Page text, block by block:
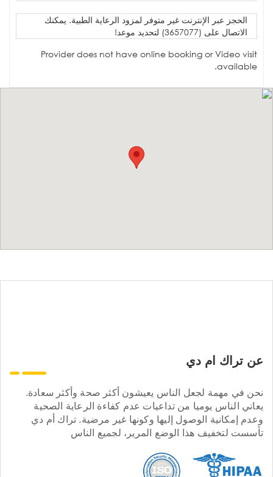
الحجز عبر الإنترنت غير متوفر لمزود الرعاية الطبية. يمكنك
الاتصال على (3657077) لتحديد موعد!
Provider does not have online booking or Video visit
available.
عن تراك ام دي
نحن في مهمة لجعل الناس يعيشون أكثر صحة وأكثر سعادة.
يعاني الناس يوميا من تداعيات عدم كفاءة الرعاية الصحية
وعدم إمكانية الوصول إليها وكونها غير مرضية. تراك أم دي
تأسست لتخفيف هذا الوضع المرير، لجميع الناس